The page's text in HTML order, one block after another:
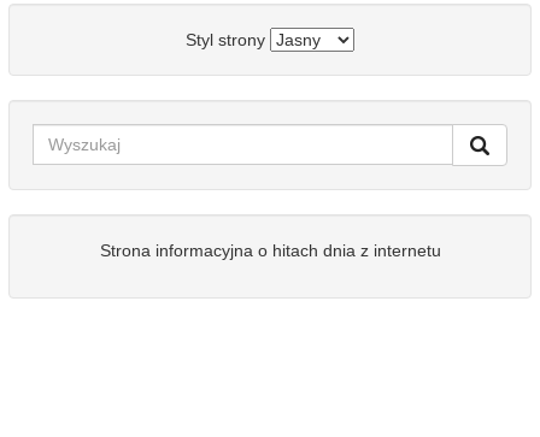
Styl strony
Strona informacyjna o hitach dnia z internetu